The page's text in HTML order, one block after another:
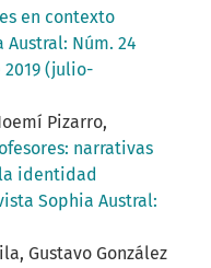
en contexto
Austral: Núm. 24
2019 (julio-
Pizarro,
narrativas
identidad
Sophia Austral:
Gustavo González